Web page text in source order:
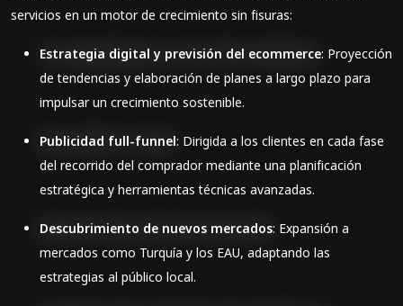
servicios en un motor de crecimiento sin fisuras:
Estrategia digital y previsión del ecommerce: Proyección
de tendencias y elaboración de planes a largo plazo para
impulsar un crecimiento sostenible.
Publicidad full-funnel: Dirigida a los clientes en cada fase
del recorrido del comprador mediante una planificación
estratégica y herramientas técnicas avanzadas.
Descubrimiento de nuevos mercados: Expansión a
mercados como Turquía y los EAU, adaptando las
estrategias al público local.